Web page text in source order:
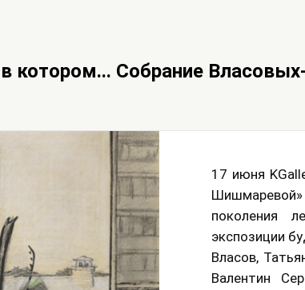
котором... Собрание
17 июня
поколения
экспозиции
Власов,
Валентин